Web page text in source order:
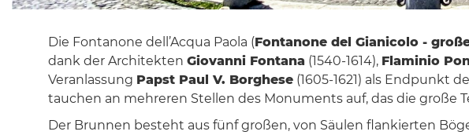
Die Fontanone dell’Acqua Paola (Fontanone del Gianicolo -
dank der Architekten Giovanni Fontana (1540-1614), Flaminio
Veranlassung Papst Paul V. Borghese(1605-1621) als Endpunkt
tauchen an mehreren Stellen des Monuments auf, das die große
Der Brunnen besteht aus fünf großen, von Säulen flankierten